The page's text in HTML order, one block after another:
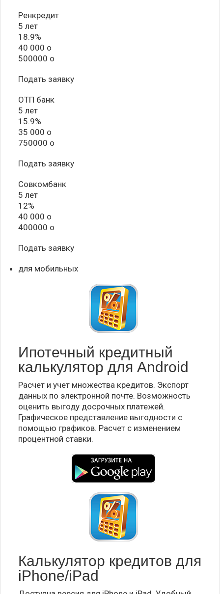
Ренкредит
5 лет
18.9%
40 000 o
500000 o
Подать заявку
ОТП банк
5 лет
15.9%
35 000 o
750000 o
Подать заявку
Совкомбанк
5 лет
12%
40 000 o
400000 o
Подать заявку
для мобильных
Ипотечный кредитный
калькулятор для Android
Расчет и учет множества кредитов. Экспорт
данных по электронной почте. Возможность
оценить выгоду досрочных платежей.
Графическое представление выгодности с
помощью графиков. Расчет с изменением
процентной ставки.
Калькулятор кредитов для
iPhone/iPad